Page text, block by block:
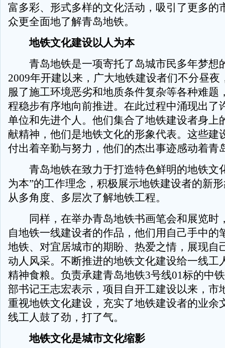
富多彩、形式多样的文化活动，吸引了更多的
众更全面地了解青岛地铁。
地铁文化建设以人为本
青岛地铁是一项寄托了岛城市民多年梦想
2009年开建以来，广大地铁建设者们不分昼夜
服了施工环境恶劣和地质条件复杂等各种难题
程稳步有序地向前推进。在此过程中涌现出了
单位和先进个人。他们集合了地铁建设者身上
献精神，他们是地铁文化的形象代表。这些建
付出着辛勤与努力，他们的杰出事迹感动着青
青岛地铁在致力于打造特色鲜明的地铁文
为本”的工作理念，积极展示地铁建设者的新
从多角度、多层次了解地铁工程。
同样，在举办青岛地铁书画笔会和展览时
自地铁一线建设者的作品，他们用自己手中的
地铁、对宜居城市的期盼、热爱之情，展现自
动人风采。不断推进的地铁文化建设给一线工
精神食粮。负责承建青岛地铁3号线01标的中
部书记王志宏表示，项目自开工建设以来，市
重视地铁文化建设，充实了地铁建设者的业余
线工人鼓了劲，打了气。
地铁文化是城市文化缩影